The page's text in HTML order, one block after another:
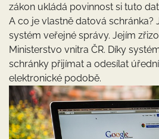
zákon ukládá povinnost si tuto
A co je vlastně datová schránka?
systém veřejné správy. Jejím
Ministerstvo vnitra ČR. Díky
schránky přijímat a odesílat
elektronické podobě.